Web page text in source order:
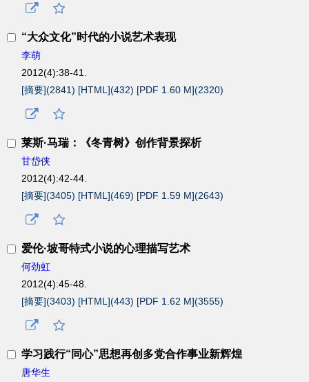
“大众文化”时代的小说艺术表现
李萌
2012(4):38-41.
[摘要](2841) [HTML](432) [PDF 1.60 M](2320)
莱斯·马瑞：《冬青树》创作背景探析
甘岱侠
2012(4):42-44.
[摘要](3405) [HTML](469) [PDF 1.59 M](2643)
爱伦·坡哥特式小说的心理描写艺术
何劲虹
2012(4):45-48.
[摘要](3403) [HTML](443) [PDF 1.62 M](3555)
学习践行“同心”思想再创多党合作事业新辉煌
唐华生